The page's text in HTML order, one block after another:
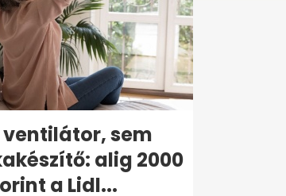
ventilátor, sem
alig 2000
a Lidl...